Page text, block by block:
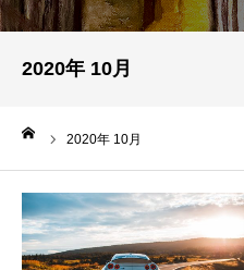
2020年 10月
2020年 10月